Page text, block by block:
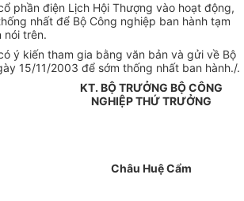
phần điện Lịch Hội Thượng vào hoạt động,
nhất để Bộ Công nghiệp ban hành tạm
nói trên.
ý kiến tham gia bằng văn bản và gửi về Bộ
15/11/2003 để sớm thống nhất ban hành./.
KT. BỘ TRƯỞNG BỘ CÔNG
NGHIỆP THỨ TRƯỞNG
Châu Huệ Cẩm